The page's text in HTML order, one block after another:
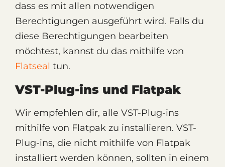
dass es mit allen notwendigen
Berechtigungen ausgeführt wird. Falls du
diese Berechtigungen bearbeiten
möchtest, kannst du das mithilfe von
Flatseal tun.
VST-Plug-ins und Flatpak
Wir empfehlen dir, alle VST-Plug-ins
mithilfe von Flatpak zu installieren. VST-
Plug-ins, die nicht mithilfe von Flatpak
installiert werden können, sollten in einem